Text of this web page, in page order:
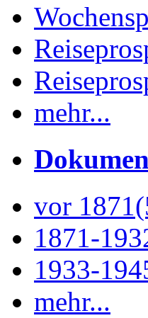
mehr...
vor 1871
1871-
1933-
mehr...